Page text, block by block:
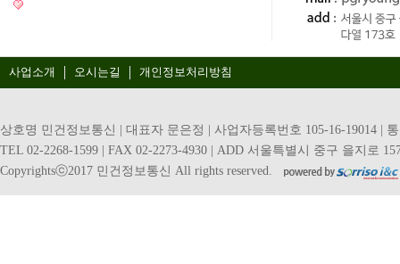
사업소개 오시는길 개인정보처리방침
상호명 민건정보통신 | 대표자 문은정 | 사업자등록번호 105-16-19014 |
TEL 02-2268-1599 | FAX 02-2273-4930 | ADD 서울특별시 중구 을지로
Copyrightsⓒ2017 민건정보통신 All rights reserved.